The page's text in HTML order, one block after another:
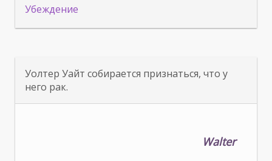
Убеждение
Уолтер Уайт собирается признаться, что у
него рак.
Walter